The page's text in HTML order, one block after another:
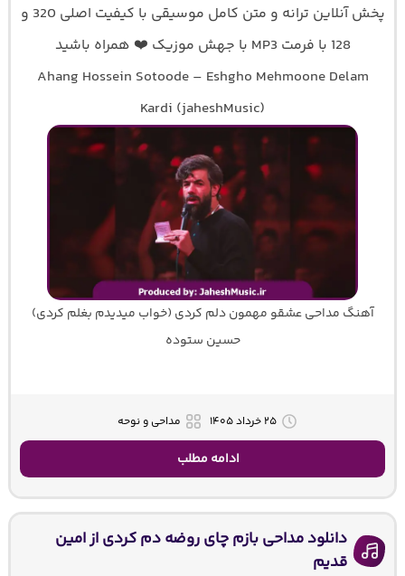
پخش آنلاین ترانه و متن کامل موسیقی با کیفیت اصلی 320 و
128 با فرمت MP3 با جهش موزیک ❤️ همراه باشید
Ahang Hossein Sotoode – Eshgho Mehmoone Delam
Kardi (jaheshMusic)
آهنگ مداحی عشقو مهمون دلم کردی (خواب میدیدم بغلم کردی)
حسین ستوده
۲۵ خرداد ۱۴۰۵ مداحی و نوحه
ادامه مطلب
دانلود مداحی بازم چای روضه دم کردی از امین
قدیم